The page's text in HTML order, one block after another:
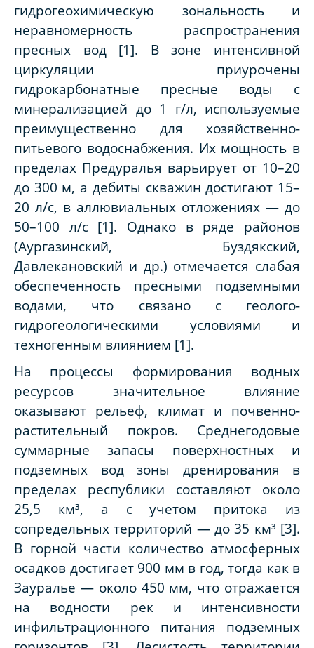
гидрогеохимическую зональность и
неравномерность распространения
пресных вод [1]. В зоне интенсивной
циркуляции приурочены
гидрокарбонатные пресные воды с
минерализацией до 1 г/л, используемые
преимущественно для хозяйственно-
питьевого водоснабжения. Их мощность в
пределах Предуралья варьирует от 10–20
до 300 м, а дебиты скважин достигают 15–
20 л/с, в аллювиальных отложениях — до
50–100 л/с [1]. Однако в ряде районов
(Аургазинский, Буздякский,
Давлекановский и др.) отмечается слабая
обеспеченность пресными подземными
водами, что связано с геолого-
гидрогеологическими условиями и
техногенным влиянием [1].
На процессы формирования водных
ресурсов значительное влияние
оказывают рельеф, климат и почвенно-
растительный покров. Среднегодовые
суммарные запасы поверхностных и
подземных вод зоны дренирования в
пределах республики составляют около
25,5 км³, а с учетом притока из
сопредельных территорий — до 35 км³ [3].
В горной части количество атмосферных
осадков достигает 900 мм в год, тогда как в
Зауралье — около 450 мм, что отражается
на водности рек и интенсивности
инфильтрационного питания подземных